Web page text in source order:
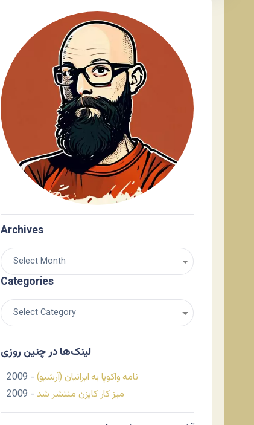
Archives
Categories
لینک‌ها در چنین روزی
نامه واکوپا به ایرانیان (آرشیو) - 2009
میز کار کایزن منتشر شد - 2009